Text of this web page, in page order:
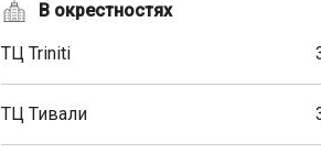
В окрестностях
ТЦ Triniti
ТЦ Тивали